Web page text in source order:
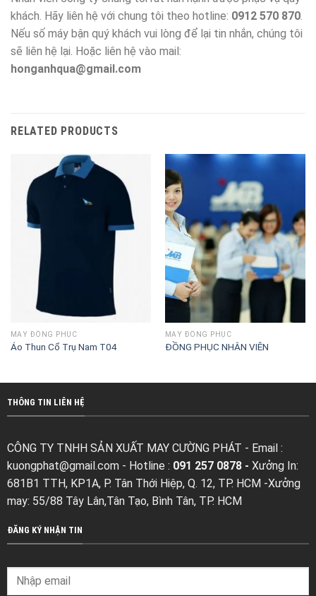
khách. Hãy liên hệ với chung tôi theo hotline: 0912 570 870
Nếu số máy bận quý khách vui lòng để lại tin nhắn, chúng tôi
sẽ liên hệ lại. Hoặc liên hệ vào mail:
honganhqua@gmail.com
RELATED PRODUCTS
MAY ĐỒNG PHỤC
Áo Thun Cổ Trụ Nam T04
MAY ĐỒNG PHỤC
ĐỒNG PHỤC NHÂN VIÊN
THÔNG TIN LIÊN HỆ
CÔNG TY TNHH SẢN XUẤT MAY CƯỜNG PHÁT - Email :
kuongphat@gmail.com- Hotline : 091 257 0878 - Xưởng In:
681B1 TTH, KP1A, P. Tân Thới Hiệp, Q. 12, TP. HCM -Xưởng
may: 55/88 Tây Lân,Tân Tạo, Bình Tân, TP. HCM
ĐĂNG KÝ NHẬN TIN